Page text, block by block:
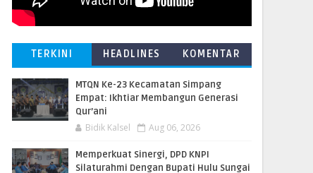
TERKINI HEADLINES KOMENTAR
MTQN Ke-23 Kecamatan Simpang
Empat: Ikhtiar Membangun Generasi
Qur’ani
Bidik Kalsel Aug 06, 2026
Memperkuat Sinergi, DPD KNPI
Silaturahmi Dengan Bupati Hulu Sungai